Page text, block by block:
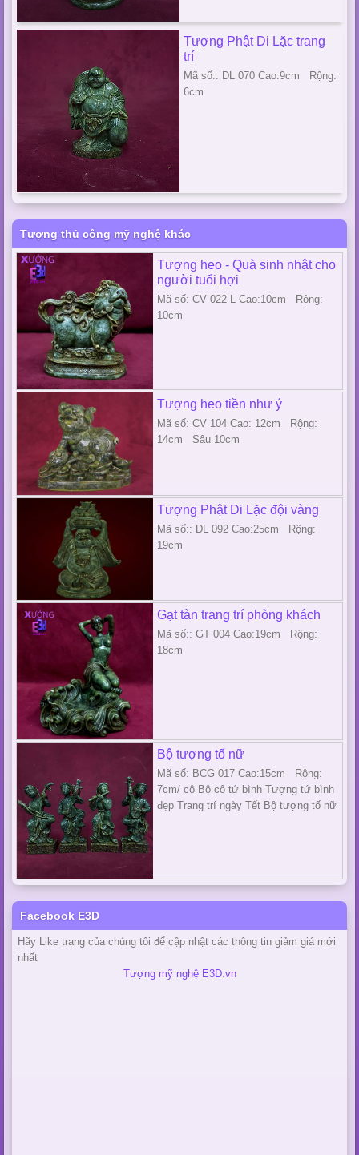
Tượng Phật Di Lặc trang
trí
Mã số:: DL 070 Cao:9cm Rộng:
6cm
Tượng thủ công mỹ nghệ khác
Tượng heo - Quà sinh nhật cho
người tuổi hợi
Mã số: CV 022 L Cao:10cm Rộng:
10cm
Tượng heo tiền như ý
Mã số: CV 104 Cao: 12cm Rộng:
14cm Sâu 10cm
Tượng Phật Di Lặc đội vàng
Mã số:: DL 092 Cao:25cm Rộng:
19cm
Gạt tàn trang trí phòng khách
Mã số:: GT 004 Cao:19cm Rộng:
18cm
Bộ tượng tố nữ
Mã số: BCG 017 Cao:15cm Rộng:
7cm/ cô Bộ cô tứ bình Tượng tứ bình
đẹp Trang trí ngày Tết Bộ tượng tố nữ
Facebook E3D
Hãy Like trang của chúng tôi để cập nhật các thông tin giảm giá mới
nhất
Tượng mỹ nghệ E3D.vn